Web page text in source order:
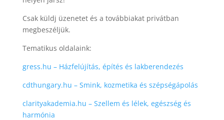
Csak küldj üzenetet és a továbbiakat privátban
megbeszéljük.
Tematikus oldalaink:
gress.hu – Házfelújítás, építés és lakberendezés
cdthungary.hu – Smink, kozmetika és szépségápolás
clarityakademia.hu – Szellem és lélek, egészség és
harmónia